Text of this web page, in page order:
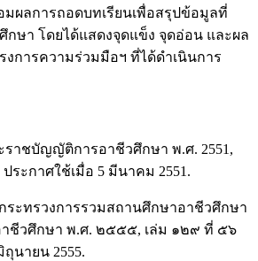
มผลการถอดบทเรียนเพื่อสรุปข้อมูลที่
ษา โดยได้แสดงจุดแข็ง จุดอ่อน และผล
การความร่วมมือฯ ที่ได้ดำเนินการ
ราชบัญญัติการอาชีวศึกษา พ.ศ. 2551,
ระกาศใช้เมื่อ 5 มีนาคม 2551.
ระทรวงการรวมสถานศึกษาอาชีวศึกษา
าชีวศึกษา พ.ศ. ๒๕๕๕, เล่ม ๑๒๙ ที่ ๕๖
ถุนายน 2555.